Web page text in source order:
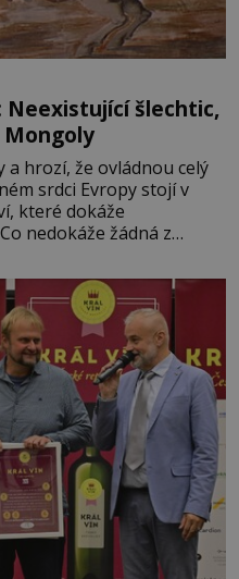
Neexistující šlechtic,
a hrozí, že ovládnou celý
srdci Evropy stojí v
které dokáže
nedokáže žádná z
od roku 1223 postupují
moře,